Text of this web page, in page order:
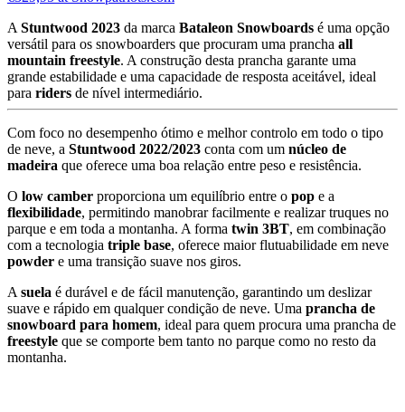
A Stuntwood 2023 da marca Bataleon Snowboards é uma opção
versátil para os snowboarders que procuram uma prancha all
mountain freestyle. A construção desta prancha garante uma
grande estabilidade e uma capacidade de resposta aceitável, ideal
para riders de nível intermediário.
Com foco no desempenho ótimo e melhor controlo em todo o tipo
de neve, a Stuntwood 2022/2023 conta com um núcleo de
madeira que oferece uma boa relação entre peso e resistência.
O low camber proporciona um equilíbrio entre o pop e a
flexibilidade, permitindo manobrar facilmente e realizar truques no
parque e em toda a montanha. A forma twin 3BT, em combinação
com a tecnologia triple base, oferece maior flutuabilidade em neve
powder e uma transição suave nos giros.
A suela é durável e de fácil manutenção, garantindo um deslizar
suave e rápido em qualquer condição de neve. Uma prancha de
snowboard para homem, ideal para quem procura uma prancha de
freestyle que se comporte bem tanto no parque como no resto da
montanha.